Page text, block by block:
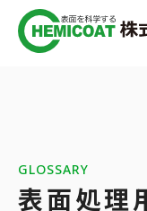
GLOSSARY
表面処理